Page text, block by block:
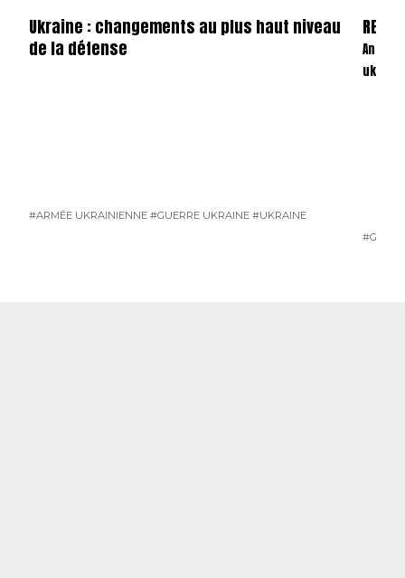
Ukraine : changements au plus haut niveau
de la défense
#ARMÉE UKRAINIENNE #GUERRE UKRAINE #UKRAINE